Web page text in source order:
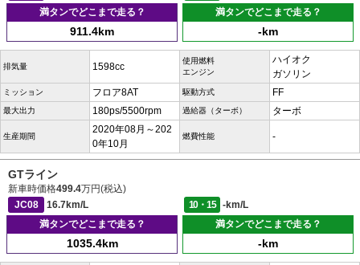
満タンでどこまで走る？
911.4km
満タンでどこまで走る？
-km
排気量 1598cc
使用燃料
エンジン
ハイオク
ガソリン
ミッション フロア8AT 駆動方式 FF
最大出力 180ps/5500rpm 過給器（ターボ） ターボ
生産期間
2020年08月～202
0年10月
燃費性能 -
GTライン
新車時価格499.4万円(税込)
JC08
16.7km/L 10・15
-km/L
満タンでどこまで走る？
1035.4km
満タンでどこまで走る？
-km